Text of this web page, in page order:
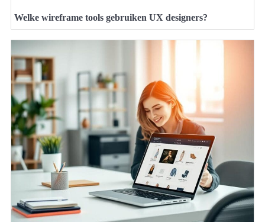
Welke wireframe tools gebruiken UX designers?